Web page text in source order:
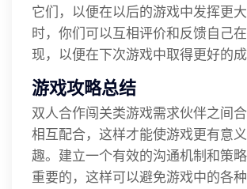
它们，以便在以后的游戏中发挥更
时，你们可以互相评价和反馈自己
现，以便在下次游戏中取得更好的成
游戏攻略总结
双人合作闯关类游戏需求伙伴之间
相互配合，这样才能使游戏更有意
趣。建立一个有效的沟通机制和策
重要的，这样可以避免游戏中的各种